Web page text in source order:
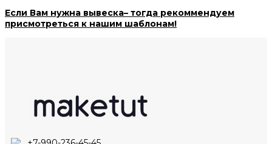
Если Вам нужна вывеска– тогда рекоммендуем
присмотреться к нашим шаблонам!